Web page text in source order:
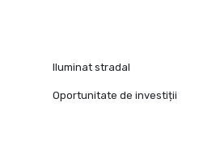
Iluminat stradal
Oportunitate de investiții